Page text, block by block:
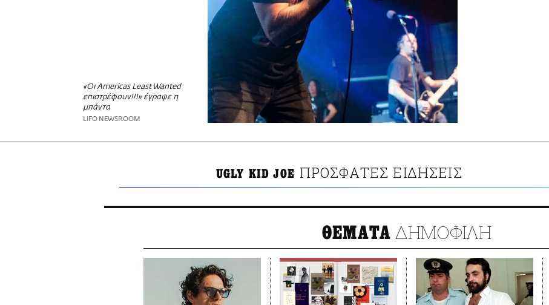
«Οι Americas Least Wanted
επιστρέφουν!!!» έγραψε η
μπάντα
LIFO NEWSROOM
UGLY KID JOE ΠΡΟΣΦΑΤΕΣ ΕΙΔΗΣΕΙΣ
ΘΕΜΑΤΑ ΔΗΜΟΦΙΛΗ